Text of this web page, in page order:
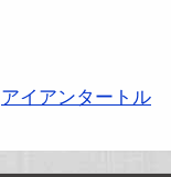
アイアンタートル